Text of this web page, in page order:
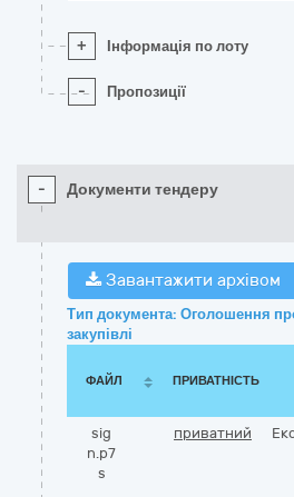
+ Інформація по лоту
- Пропозиції
- Документи тендеру
Завантажити архівом
Тип документа: Оголошення
закупівлі
ФАЙЛ ПРИВАТНІСТЬ
sig
n.p7
s
приватний